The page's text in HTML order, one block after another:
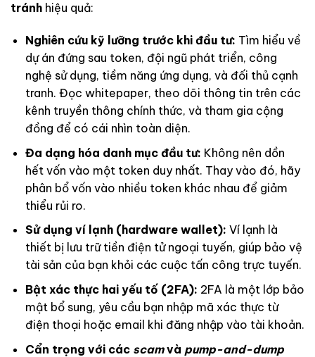
tránh hiệu quả:
Nghiên cứu kỹ lưỡng trước khi đầu tư: Tìm hiểu về
dự án đứng sau token, đội ngũ phát triển, công
nghệ sử dụng, tiềm năng ứng dụng, và đối thủ cạnh
tranh. Đọc whitepaper, theo dõi thông tin trên các
kênh truyền thông chính thức, và tham gia cộng
đồng để có cái nhìn toàn diện.
Đa dạng hóa danh mục đầu tư: Không nên dồn
hết vốn vào một token duy nhất. Thay vào đó, hãy
phân bổ vốn vào nhiều token khác nhau để giảm
thiểu rủi ro.
Sử dụng ví lạnh (hardware wallet): Ví lạnh là
thiết bị lưu trữ tiền điện tử ngoại tuyến, giúp bảo vệ
tài sản của bạn khỏi các cuộc tấn công trực tuyến.
Bật xác thực hai yếu tố (2FA): 2FA là một lớp bảo
mật bổ sung, yêu cầu bạn nhập mã xác thực từ
điện thoại hoặc email khi đăng nhập vào tài khoản.
Cẩn trọng với các scamvà pump-and-dump